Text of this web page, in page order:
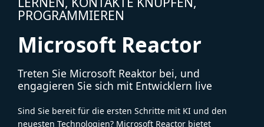
PROGRAMMIEREN
Microsoft Reactor
Treten Sie Microsoft Reaktor bei, und
engagieren Sie sich mit Entwicklern live
Sind Sie bereit für die ersten Schritte mit KI und den
neuesten Technologien? Microsoft Reactor bietet